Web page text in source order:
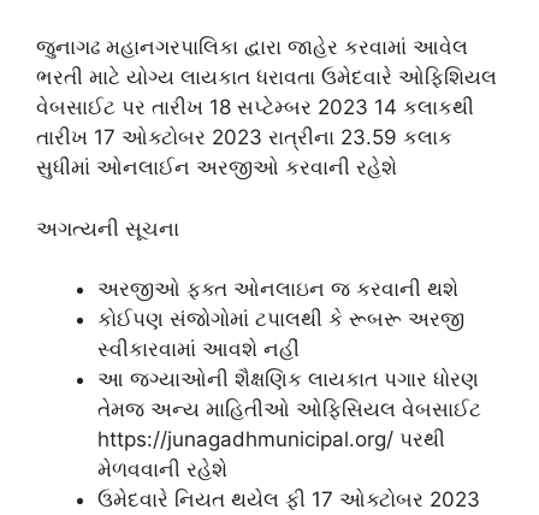
જુનાગઢ મહાનગરપાલિકા દ્વારા જાહેર કરવામાં આવેલ
ભરતી માટે યોગ્ય લાયકાત ધરાવતા ઉમેદવારે ઓફિશિયલ
વેબસાઈટ પર તારીખ 18 સપ્ટેમ્બર 2023 14 કલાકથી
તારીખ 17 ઓક્ટોબર 2023 રાત્રીના 23.59 કલાક
સુધીમાં ઓનલાઈન અરજીઓ કરવાની રહેશે
અગત્યની સૂચના
અરજીઓ ફક્ત ઓનલાઇન જ કરવાની થશે
કોઈપણ સંજોગોમાં ટપાલથી કે રૂબરૂ અરજી
સ્વીકારવામાં આવશે નહીં
આ જગ્યાઓની શૈક્ષણિક લાયકાત પગાર ધોરણ
તેમજ અન્ય માહિતીઓ ઓફિસિયલ વેબસાઈટ
https://junagadhmunicipal.org/ પરથી
મેળવવાની રહેશે
ઉમેદવારે નિયત થયેલ ફી 17 ઓક્ટોબર 2023